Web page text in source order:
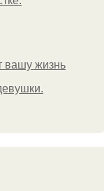
вашу жизнь